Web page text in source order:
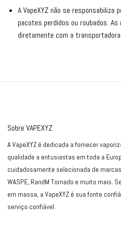
A VapeXYZ não se responsabiliza
pacotes perdidos ou roubados.
diretamente com a transportadora.
Sobre VAPEXYZ
A VapeXYZ é dedicada a fornecer
qualidade a entusiastas em toda a
cuidadosamente selecionada de
WASPE, RandM Tornado e muito mais.
em massa, a VapeXYZ é sua fonte
serviço confiável.